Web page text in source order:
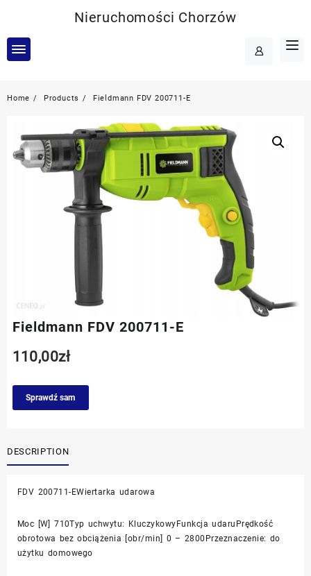
content
Nieruchomości Chorzów
Home Products Fieldmann FDV 200711-E
Fieldmann FDV 200711-E
110,00zł
Sprawdź sam
DESCRIPTION
FDV 200711-EWiertarka udarowa
Moc [W] 710Typ uchwytu: KluczykowyFunkcja udaruPrędkość
obrotowa bez obciążenia [obr/min] 0 – 2800Przeznaczenie: do
użytku domowego